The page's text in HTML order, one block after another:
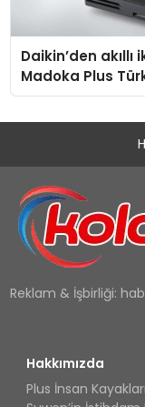
Daikin’den
Madoka Plus
Reklam & İşbirliği:
Hakkımızda
Plus İnsan Kayakları